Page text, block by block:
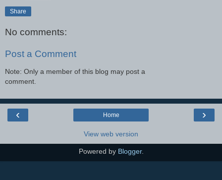
Share
No comments:
Post a Comment
Note: Only a member of this blog may post a
comment.
‹ ›
Home
View web version
Powered by Blogger.